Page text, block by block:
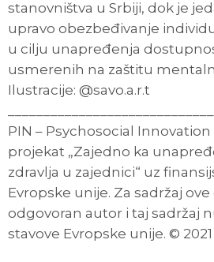
stanovništva u Srbiji, dok je
upravo obezbeđivanje
u cilju unapređenja
usmerenih na zaštitu
Ilustracije: @savo.a.r.t
PIN – Psychosocial
projekat „Zajedno ka
zdravlja u zajednici“ uz
Evropske unije. Za sadržaj
odgovoran autor i taj sadržaj
stavove Evropske unije. ©